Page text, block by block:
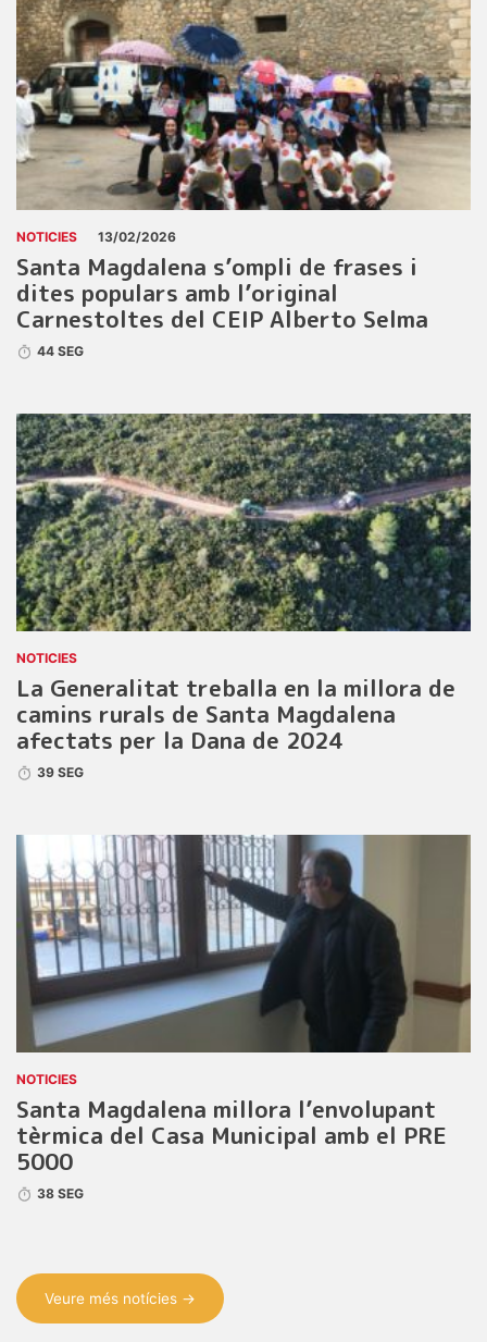
NOTICIES 13/02/2026
Santa Magdalena s’ompli de frases i
dites populars amb l’original
Carnestoltes del CEIP Alberto Selma
44 SEG
NOTICIES
La Generalitat treballa en la millora de
camins rurals de Santa Magdalena
afectats per la Dana de 2024
39 SEG
NOTICIES
Santa Magdalena millora l’envolupant
tèrmica del Casa Municipal amb el PRE
5000
38 SEG
Veure més notícies →